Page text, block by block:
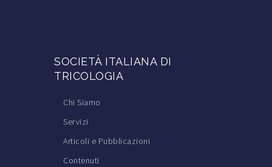
SOCIETÀ ITALIANA DI
TRICOLOGIA
Chi Siamo
Servizi
Articoli e Pubblicazioni
Contenuti